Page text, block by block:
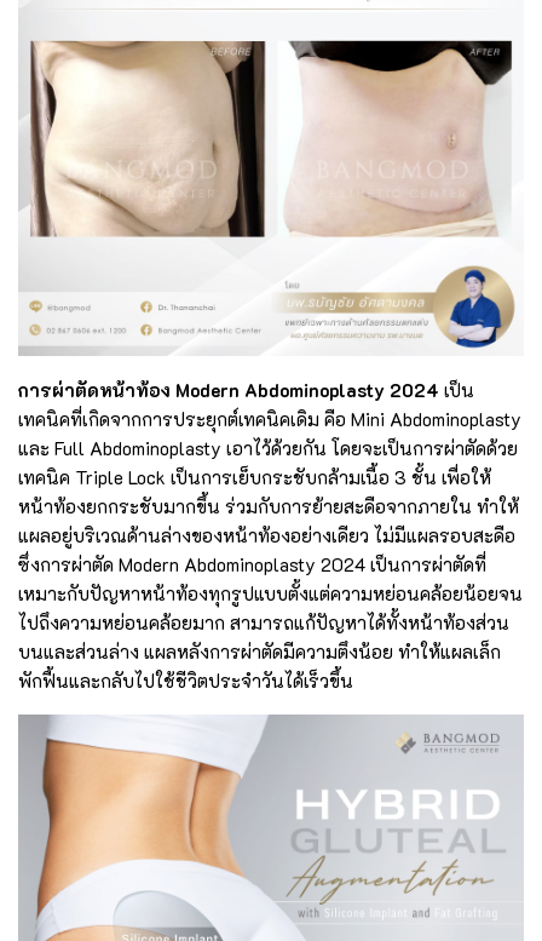
การผ่าตัดหน้าท้อง Modern Abdominoplasty 2024 เป็น
เทคนิคที่เกิดจากการประยุกต์เทคนิคเดิม คือ Mini Abdominoplasty
และ Full Abdominoplasty เอาไว้ด้วยกัน โดยจะเป็นการผ่าตัดด้วย
เทคนิค Triple Lock เป็นการเย็บกระชับกล้ามเนื้อ 3 ชั้น เพื่อให้
หน้าท้องยกกระชับมากขึ้น ร่วมกับการย้ายสะดือจากภายใน ทำให้
แผลอยู่บริเวณด้านล่างของหน้าท้องอย่างเดียว ไม่มีแผลรอบสะดือ
ซึ่งการผ่าตัด Modern Abdominoplasty 2024 เป็นการผ่าตัดที่
เหมาะกับปัญหาหน้าท้องทุกรูปแบบตั้งแต่ความหย่อนคล้อยน้อยจน
ไปถึงความหย่อนคล้อยมาก สามารถแก้ปัญหาได้ทั้งหน้าท้องส่วน
บนและส่วนล่าง แผลหลังการผ่าตัดมีความตึงน้อย ทำให้แผลเล็ก
พักฟื้นและกลับไปใช้ชีวิตประจำวันได้เร็วขึ้น